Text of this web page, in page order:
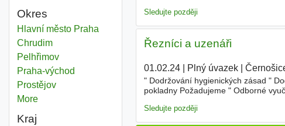
Okres
Uzenář
Hlavní město Praha
Uzenář
ChrudimOkres
Uzenář
PelhřimovOkres
Uzenář
Praha-východ
Uzenář
ProstějovOkres
Moredistricts
Kraj
Sledujte později
Řezníci a uzenáři
01.02.24| Plný úvazek|
" Dodržování hygienických zásad "
pokladny Požadujeme " Odborné
Sledujte později